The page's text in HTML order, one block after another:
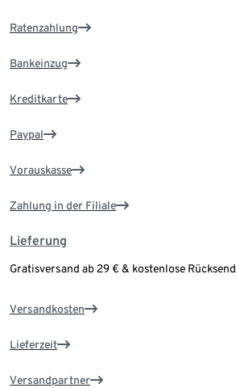
Ratenzahlung
Bankeinzug
Kreditkarte
Paypal
Vorauskasse
Zahlung in der Filiale
Lieferung
Gratisversand ab 29 € & kostenlose
Versandkosten
Lieferzeit
Versandpartner